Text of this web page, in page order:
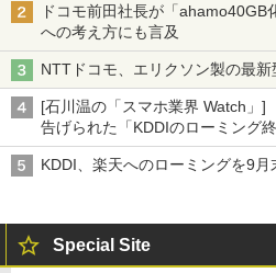
ドコモ前田社長が「
への考え方にも言及
NTTドコモ、エリクソン製の最新
[石川温の「スマホ業界 Watch」]
告げられた「KDDIのローミング
穴と楽天モバイルの課題
KDDI、楽天へのローミングを9月
Special Site